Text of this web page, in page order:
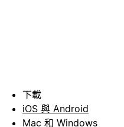
下載
iOS 與 Android
Mac 和 Windows